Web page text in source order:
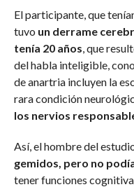
El participante, que
tuvo un derrame
tenía 20 años , que
del habla inteligible,
de anartria incluyen la
rara condición
los nervios
Así, el hombre del
gemidos, pero no
tener funciones